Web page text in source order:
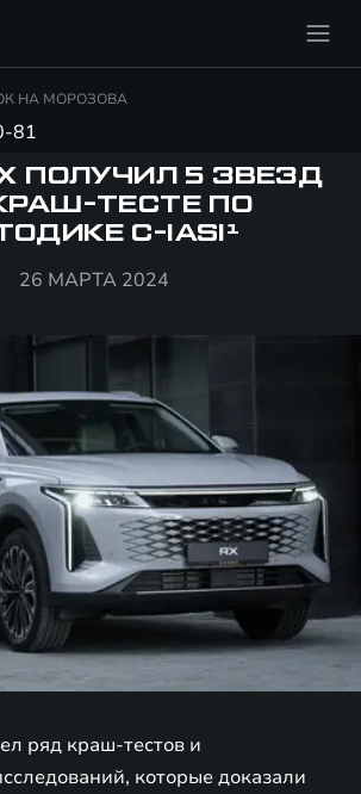
НА МОРОЗОВА
81
ПОЛУЧИЛ 5 ЗВЕЗД
ТЕСТЕ ПО
C-IASI¹
26 МАРТА 2024
ряд краш-тестов и
которые доказали